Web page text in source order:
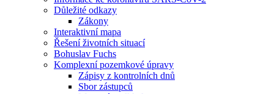
Důležité odkazy
Zákony
Interaktivní mapa
Řešení životních situací
Bohuslav Fuchs
Komplexní pozemkové úpravy
Zápisy z kontrolních dnů
Sbor zástupců